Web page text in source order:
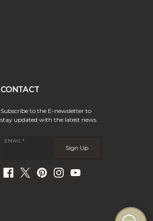
CONTACT
Subscribe to the E-newsletter to
stay updated with the latest news.
EMAIL *